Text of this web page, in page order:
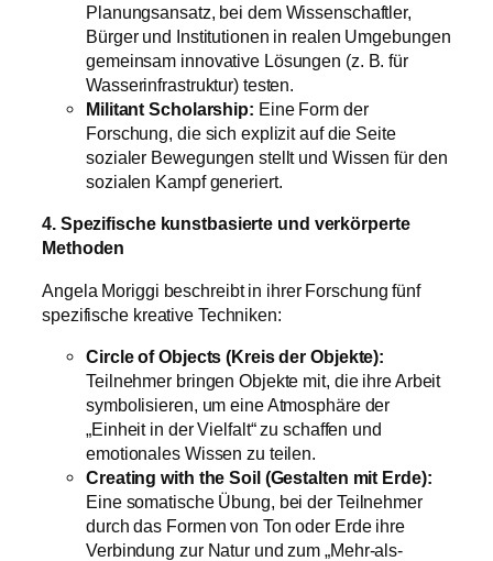
Planungsansatz, bei dem Wissenschaftler,
Bürger und Institutionen in realen Umgebungen
gemeinsam innovative Lösungen (z. B. für
Wasserinfrastruktur) testen.
Militant Scholarship: Eine Form der
Forschung, die sich explizit auf die Seite
sozialer Bewegungen stellt und Wissen für den
sozialen Kampf generiert.
4. Spezifische kunstbasierte und verkörperte
Methoden
Angela Moriggi beschreibt in ihrer Forschung fünf
spezifische kreative Techniken:
Circle of Objects (Kreis der Objekte):
Teilnehmer bringen Objekte mit, die ihre Arbeit
symbolisieren, um eine Atmosphäre der
„Einheit in der Vielfalt“ zu schaffen und
emotionales Wissen zu teilen.
Creating with the Soil (Gestalten mit Erde):
Eine somatische Übung, bei der Teilnehmer
durch das Formen von Ton oder Erde ihre
Verbindung zur Natur und zum „Mehr-als-